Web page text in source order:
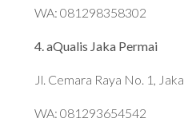
WA: 081298358302
4. aQualis Jaka Permai
Jl. Cemara Raya No. 1,
WA: 081293654542